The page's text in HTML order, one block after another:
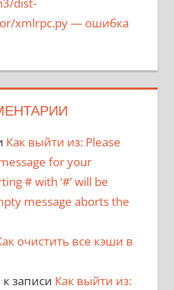
xmlrpc.py— ошибка
Как выйти из: Please
for your
# with ‘#’ will be
message aborts the
очистить все кэши в
к записи Как выйти из: